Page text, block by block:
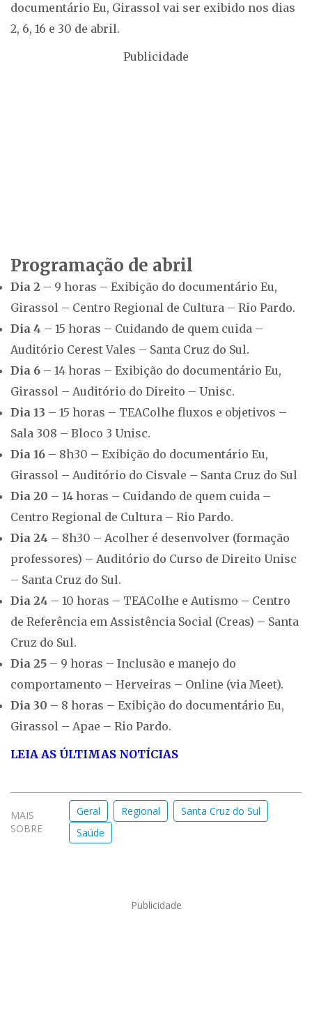
documentário Eu, Girassol vai ser exibido nos dias
2, 6, 16 e 30 de abril.
Publicidade
Programação de abril
Dia 2 – 9 horas – Exibição do documentário Eu,
Girassol – Centro Regional de Cultura – Rio Pardo.
Dia 4 – 15 horas – Cuidando de quem cuida –
Auditório Cerest Vales – Santa Cruz do Sul.
Dia 6 – 14 horas – Exibição do documentário Eu,
Girassol – Auditório do Direito – Unisc.
Dia 13 – 15 horas – TEAColhe fluxos e objetivos –
Sala 308 – Bloco 3 Unisc.
Dia 16 – 8h30 – Exibição do documentário Eu,
Girassol – Auditório do Cisvale – Santa Cruz do Sul
Dia 20 – 14 horas – Cuidando de quem cuida –
Centro Regional de Cultura – Rio Pardo.
Dia 24 – 8h30 – Acolher é desenvolver (formação
professores) – Auditório do Curso de Direito Unisc
– Santa Cruz do Sul.
Dia 24 – 10 horas – TEAColhe e Autismo – Centro
de Referência em Assistência Social (Creas) – Santa
Cruz do Sul.
Dia 25 – 9 horas – Inclusão e manejo do
comportamento – Herveiras – Online (via Meet).
Dia 30 – 8 horas – Exibição do documentário Eu,
Girassol – Apae – Rio Pardo.
LEIA AS ÚLTIMAS NOTÍCIAS
MAIS
SOBRE
Geral Regional
Santa Cruz do Sul
Saúde
Publicidade